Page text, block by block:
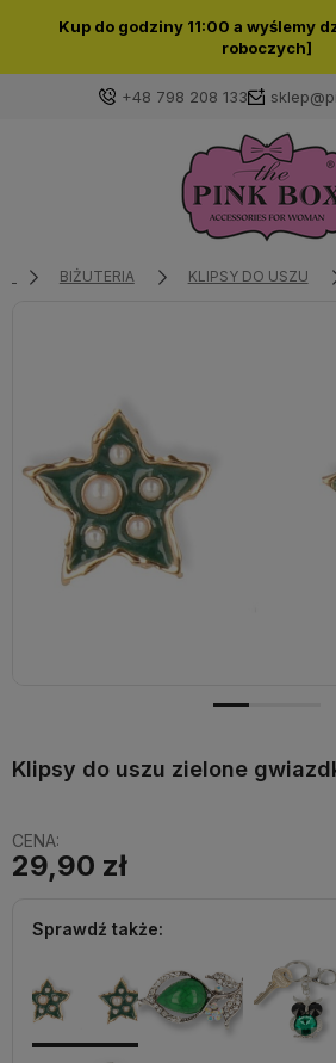
Kup do godziny 11:00 a wyślemy
roboczych]
+48 798 208 133
Zaloguj się
Wybierz coś dla siebie z naszej
zaloguj się, aby przywrócić
BIŻUTERIA KLIPSY DO USZU
Klipsy do uszu zielone
CENA:
29,90 zł
Sprawdź także: